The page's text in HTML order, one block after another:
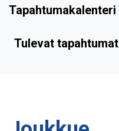
Tapahtumakalenteri
Tulevat tapahtumat